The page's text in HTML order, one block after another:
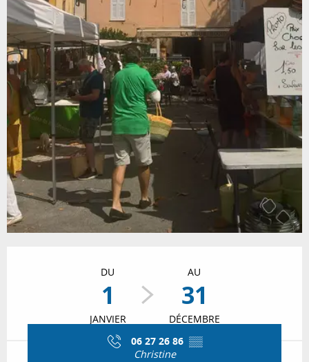
DU
1
JANVIER
AU
31
DÉCEMBRE
06 27 26 86 ▒▒
Christine